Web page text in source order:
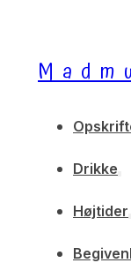
Drikke
Højtider